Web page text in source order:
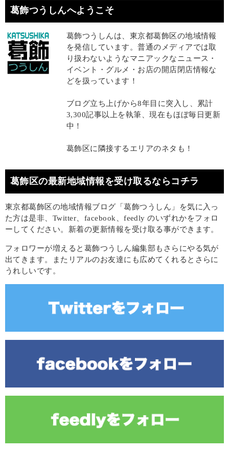
葛飾つうしんへようこそ
葛飾つうしんは、東京都葛飾区の地域情報
を発信しています。普通のメディアでは取
り扱わないようなマニアックなニュース・
イベント・グルメ・お店の開店閉店情報な
どを扱っています！
ブログ立ち上げから8年目に突入し、累計
3,300記事以上を執筆、現在もほぼ毎日更新
中！
葛飾区に隣接するエリアのネタも！
葛飾区の最新地域情報を受け取るならコチラ
東京都葛飾区の地域情報ブログ「葛飾つうしん」を気に入っ
た方は是非、Twitter、facebook、feedly のいずれかをフォロ
ーしてください。新着の更新情報を受け取る事ができます。
フォロワーが増えると葛飾つうしん編集部もさらにやる気が
出てきます。またリアルのお友達にも広めてくれるとさらに
うれしいです。